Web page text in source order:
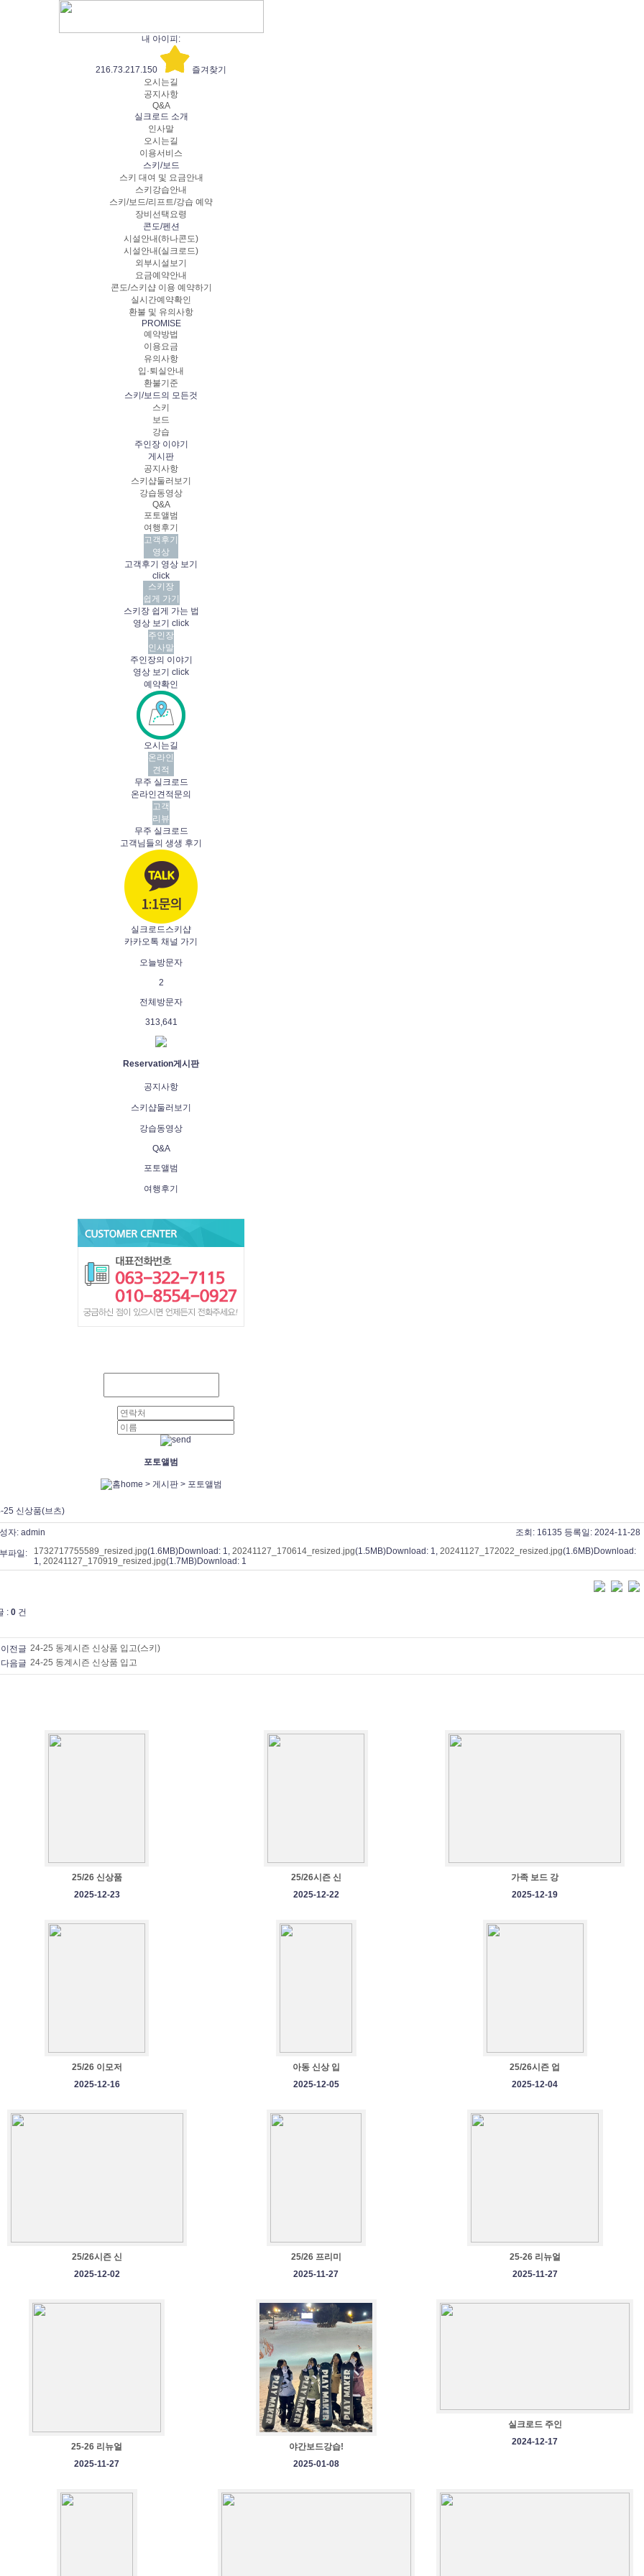
내 아이피:
216.73.217.150
즐겨찾기
오시는길
공지사항
Q&A
실크로드 소개
인사말
오시는길
이용서비스
스키/보드
스키 대여 및 요금안내
스키강습안내
스키/보드/리프트/강습 예약
장비선택요령
콘도/펜션
시설안내(하나콘도)
시설안내(실크로드)
외부시설보기
요금예약안내
콘도/스키샵 이용 예약하기
실시간예약확인
환불 및 유의사항
PROMISE
예약방법
이용요금
유의사항
입·퇴실안내
환불기준
스키/보드의 모든것
스키
보드
강습
주인장 이야기
게시판
공지사항
스키샵둘러보기
강습동영상
Q&A
포토앨범
여행후기
고객후기
영상
고객후기 영상 보기
click
스키장
쉽게 가기
스키장 쉽게 가는 법
영상 보기 click
주인장
인사말
주인장의 이야기
영상 보기 click
예약확인
오시는길
온라인
견적
무주 실크로드
온라인견적문의
고객
리뷰
무주 실크로드
고객님들의 생생 후기
실크로드스키샵
카카오톡 채널 가기
오늘방문자
2
전체방문자
313,641
Reservation게시판
공지사항
스키샵둘러보기
강습동영상
Q&A
포토앨범
여행후기
포토앨범
home > 게시판 > 포토앨범
25 신상품(브츠)
자: admin 조회: 16135 등록일: 2024-11-28
파일: 1732717755589_resized.jpg(1.6MB)Download: 1, 20241127_170614_resized.jpg(1.5MB)Download: 1, 20241127_172022_resized.jpg(1.6MB)Download:
1, 20241127_170919_resized.jpg(1.7MB)Download: 1
: 0 건
이전글 24-25 동계시즌 신상품 입고(스키)
다음글 24-25 동계시즌 신상품 입고
25/26 신상품
2025-12-23
25/26시즌 신
2025-12-22
가족 보드 강
2025-12-19
25/26 이모저
2025-12-16
아동 신상 입
2025-12-05
25/26시즌 업
2025-12-04
25/26시즌 신
2025-12-02
25/26 프리미
2025-11-27
25-26 리뉴얼
2025-11-27
25-26 리뉴얼
2025-11-27
야간보드강습!
2025-01-08
실크로드 주인
2024-12-17